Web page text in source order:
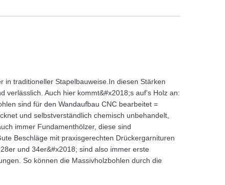
in traditioneller Stapelbauweise.In diesen Stärken
Auch hier kommt&#x2018;s auf’s Holz an:
sind für den Wandaufbau CNC bearbeitet =
und selbstverständlich chemisch unbehandelt,
immer Fundamenthölzer, diese sind
Beschläge mit praxisgerechten Drückergarnituren
und 34er&#x2018; sind also immer erste
So können die Massivholzbohlen durch die